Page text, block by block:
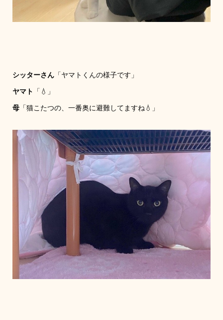
シッターさん「ヤマトくんの様子です」
ヤマト 「💧」
母「猫こたつの、一番奥に避難してますね💧」